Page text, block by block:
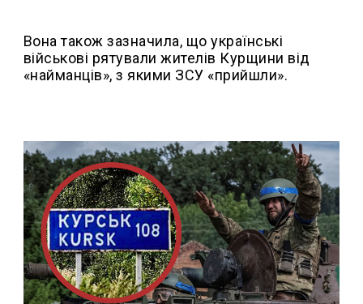
Вона також зазначила, що українські
військові рятували жителів Курщини від
«найманців», з якими ЗСУ «прийшли».